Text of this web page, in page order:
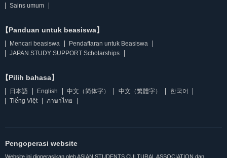
Sains umum
【Panduan untuk beasiswa】
Mencari beasiswa
Pendaftaran untuk Beasiswa
JAPAN STUDY SUPPORT Scholarships
【Pilih bahasa】
日本語 English 中文（简体字） 中文（繁體字）
한국어
Tiếng Việt
ภาษาไทย
Pengoperasi website
Website ini dioperasikan oleh ASIAN STUDENTS CULTURAL ASSOCIATION dan